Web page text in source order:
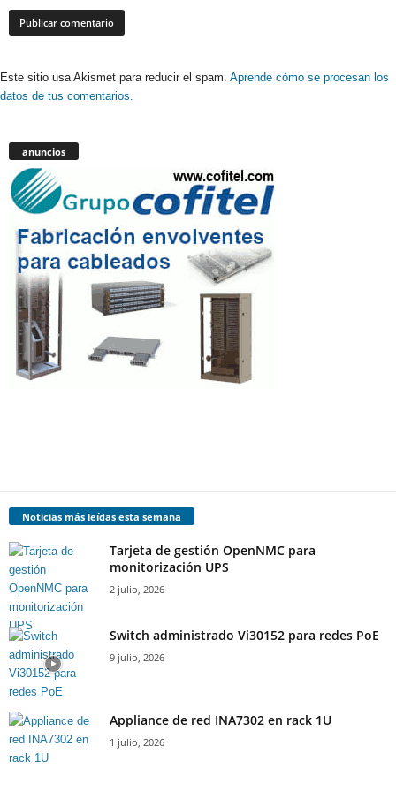
Este sitio usa Akismet para reducir el spam. Aprende cómo se procesan los
datos de tus comentarios.
anuncios
Noticias más leídas esta semana
Tarjeta de gestión OpenNMC para
monitorización UPS
2 julio, 2026
Switch administrado Vi30152 para redes PoE
9 julio, 2026
Appliance de red INA7302 en rack 1U
1 julio, 2026